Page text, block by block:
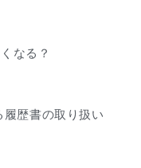
なる？
歴書の取り扱い